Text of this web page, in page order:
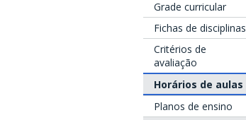
Grade curricular
Fichas de disciplinas
Critérios de
avaliação
Horários de aulas
Planos de ensino